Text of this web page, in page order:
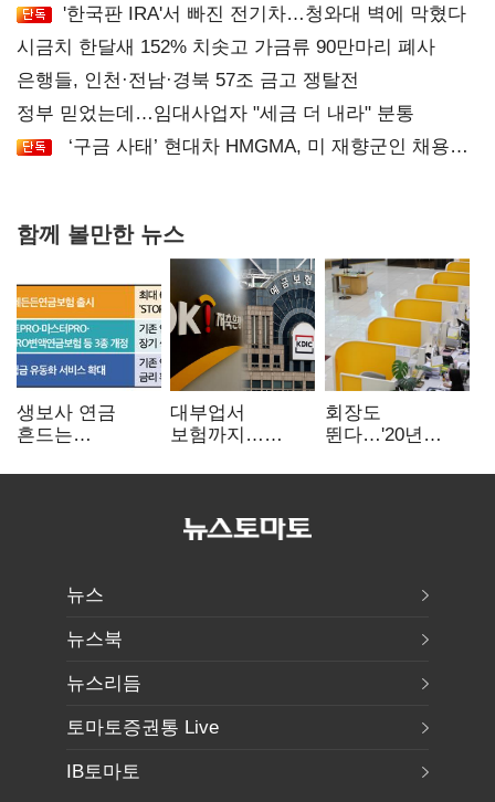
'한국판 IRA'서 빠진 전기차…청와대 벽에 막혔다
시금치 한달새 152% 치솟고 가금류 90만마리 폐사
은행들, 인천·전남·경북 57조 금고 쟁탈전
정부 믿었는데…임대사업자 "세금 더 내라" 분통
‘구금 사태’ 현대차 HMGMA, 미 재향군인 채용
함께 볼만한 뉴스
생보사 연금
흔드는
장수리스크'
대부업서
보험까지…
종합금융그룹
회장도
뛴다…'20년
하나' 인천시금고
뉴스
뉴스북
뉴스리듬
토마토증권통 Live
IB토마토